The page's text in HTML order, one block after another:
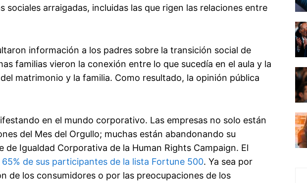
sociales arraigadas, incluidas las que rigen las relaciones entre
información a los padres sobre la transición social de
familias vieron la conexión entre lo que sucedía en el aula y la
matrimonio y la familia. Como resultado, la opinión pública
en el mundo corporativo. Las empresas no solo están
del Mes del Orgullo; muchas están abandonando su
de Igualdad Corporativa de la Human Rights Campaign. El
65% de sus participantes de la lista Fortune 500. Ya sea por
de los consumidores o por las preocupaciones de los